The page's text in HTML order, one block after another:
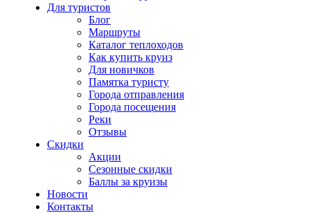
Для туристов
Блог
Маршруты
Каталог теплоходов
Как купить круиз
Для новичков
Памятка туристу
Города отправления
Города посещения
Реки
Отзывы
Скидки
Акции
Сезонные скидки
Баллы за круизы
Новости
Контакты